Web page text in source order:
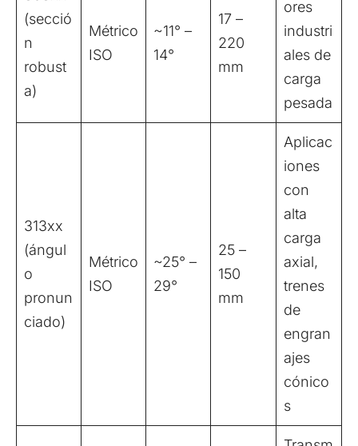
(secció
n
robust
a)
Métrico
ISO
~11° –
14°
17 –
220
mm
ores
industri
ales de
carga
pesada
313xx
(ángul
o
pronun
ciado)
Métrico
ISO
~25° –
29°
25 –
150
mm
Aplicac
iones
con
alta
carga
axial,
trenes
de
engran
ajes
cónico
s